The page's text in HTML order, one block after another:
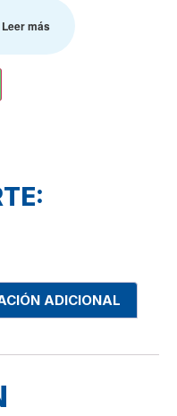
Leer más
ADICIONAL